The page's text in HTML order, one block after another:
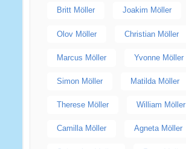
Britt Möller Joakim Möller
Olov Möller Christian Möller
Marcus Möller Yvonne Möller
Simon Möller Matilda Möller
Therese Möller William Möller
Camilla Möller Agneta Möller